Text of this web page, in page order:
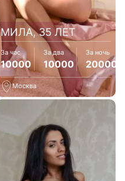
МИЛА, 35 ЛЕТ
За час
10000
За два
10000
За ночь
20000
Москва